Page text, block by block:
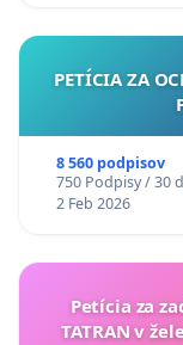
PETÍCIA ZA
8 560 podpisov
750 Podpisy / 30
2 Feb 2026
Petícia za
TATRAN v